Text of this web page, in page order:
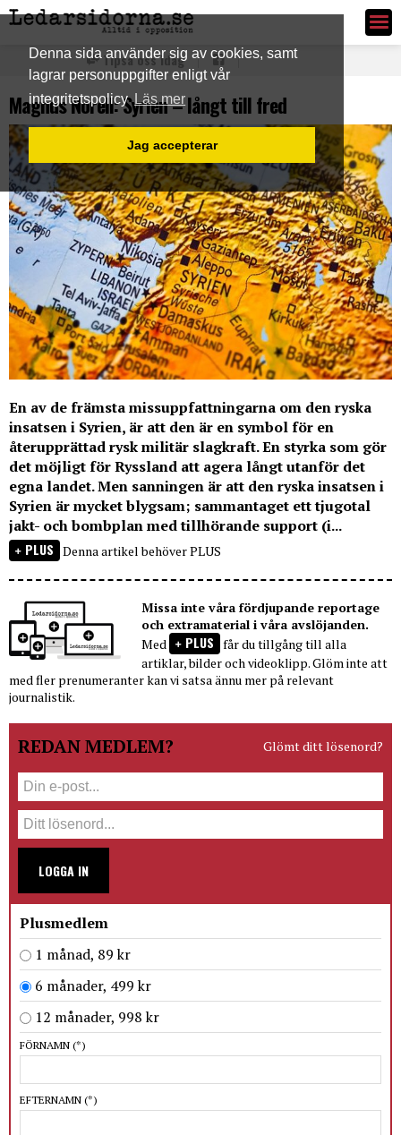
Denna sida använder sig av cookies, samt
lagrar personuppgifter enligt vår
integritetspolicy Läs mer
Jag accepterar
Ledarsidorna.se
Tipsa oss idag
Magnus Norell: Syrien – långt till fred
En av de främsta missuppfattningarna om den ryska
insatsen i Syrien, är att den är en symbol för en
återupprättad rysk militär slagkraft. En styrka som gör
det möjligt för Ryssland att agera långt utanför det
egna landet. Men sanningen är att den ryska insatsen i
Syrien är mycket blygsam; sammantaget ett tjugotal
jakt- och bombplan med tillhörande support (i...
PLUS Denna artikel behöver PLUS
Missa inte våra fördjupande reportage
och extramaterial i våra avslöjanden.
Med
PLUS får du tillgång till alla
artiklar, bilder och videoklipp. Glöm inte att
med fler prenumeranter kan vi satsa ännu mer på relevant
journalistik.
REDAN MEDLEM? Glömt ditt lösenord?
LOGGA IN
Plusmedlem
1 månad, 89 kr
6 månader, 499 kr
12 månader, 998 kr
FÖRNAMN (*)
EFTERNAMN (*)